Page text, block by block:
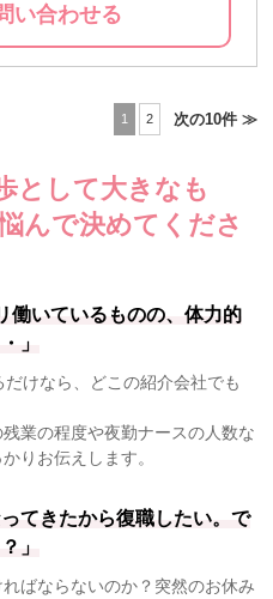
い合わせる
1 2 次の10件 ≫
として大きなも
んで決めてくださ
働いているものの、体力的
」
けなら、どこの紹介会社でも
業の程度や夜勤ナースの人数な
りお伝えします。
てきたから復職したい。で
」
ばならないのか？突然のお休み